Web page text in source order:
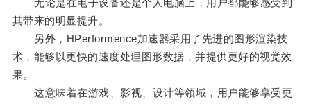
无论是在电子设备还是个人电脑上，用户都能够感受到
其带来的明显提升。
另外，HPerformence加速器采用了先进的图形渲染技
术，能够以更快的速度处理图形数据，并提供更好的视觉效
果。
这意味着在游戏、影视、设计等领域，用户能够享受更